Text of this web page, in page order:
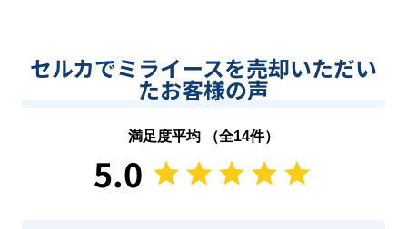
セルカでミライースを売却いただい
たお客様の声
満足度平均 （全14件）
5.0